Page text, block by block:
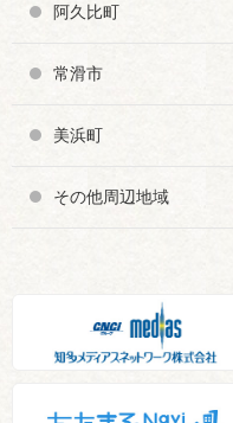
阿久比町
常滑市
美浜町
その他周辺地域